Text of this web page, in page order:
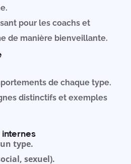
pour les coachs et
de manière bienveillante.
de chaque type.
distinctifs et exemples
type.
sexuel).